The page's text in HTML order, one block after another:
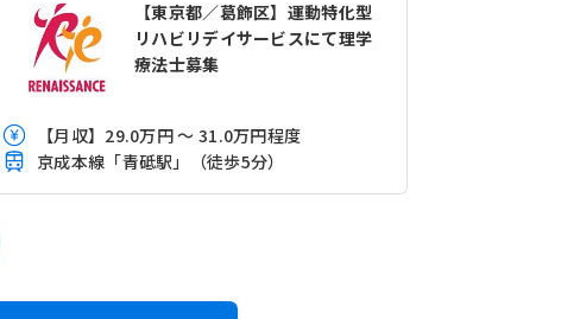
【東京都／葛飾区】運動特化型
リハビリデイサービスにて理学
療法士募集
【月収】29.0万円 ～ 31.0万円程度
京成本線「青砥駅」（徒歩5分）